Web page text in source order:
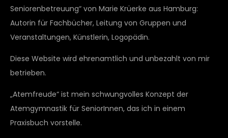
Seniorenbetreuung“ von Marie Krüerke aus Hamburg:
Autorin für Fachbücher, Leitung von Gruppen und
Veranstaltungen, Künstlerin, Logopädin.
Diese Website wird ehrenamtlich und unbezahlt von mir
betrieben.
„Atemfreude“ ist mein schwungvolles Konzept der
Atemgymnastik für SeniorInnen, das ich in einem
Praxisbuch vorstelle.